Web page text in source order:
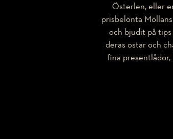
Österlen, eller
prisbelönta
och bjudit på tips
deras ostar och
fina